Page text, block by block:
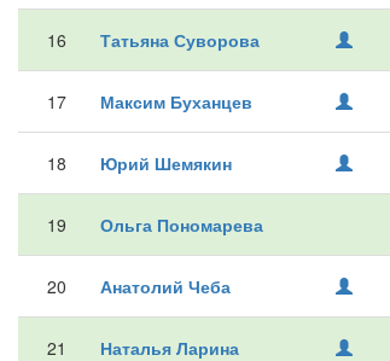
16 Татьяна Суворова
17 Максим Буханцев
18 Юрий Шемякин
19 Ольга Пономарева
20 Анатолий Чеба
21 Наталья Ларина